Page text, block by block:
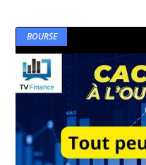
BOURSE